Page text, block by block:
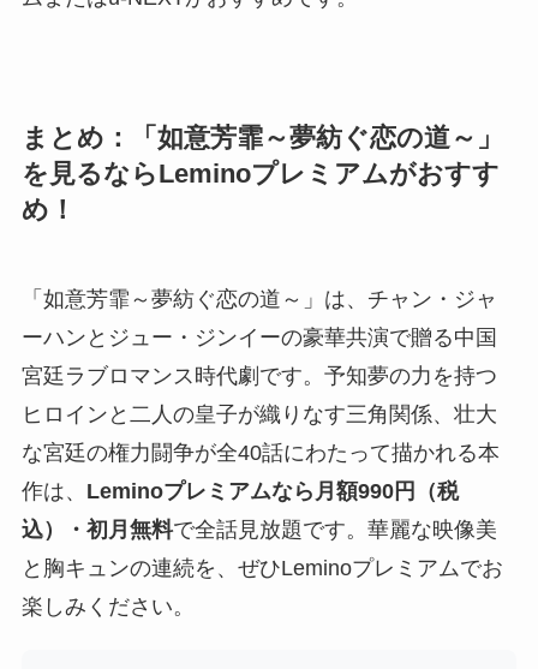
まとめ：「如意芳霏～夢紡ぐ恋の道～」
を見るならLeminoプレミアムがおすす
め！
「如意芳霏～夢紡ぐ恋の道～」は、チャン・ジャ
ーハンとジュー・ジンイーの豪華共演で贈る中国
宮廷ラブロマンス時代劇です。予知夢の力を持つ
ヒロインと二人の皇子が織りなす三角関係、壮大
な宮廷の権力闘争が全40話にわたって描かれる本
作は、 Leminoプレミアムなら月額990円（税
込）・初月無料で全話見放題です。華麗な映像美
と胸キュンの連続を、ぜひLeminoプレミアムでお
楽しみください。